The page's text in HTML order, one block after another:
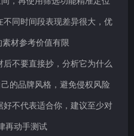
同时间段表现差异很大，优
材参考价值有限
不要直接抄，分析它为什么
的品牌风格，避免侵权风险
不代表适合你，建议至少对
再动手测试